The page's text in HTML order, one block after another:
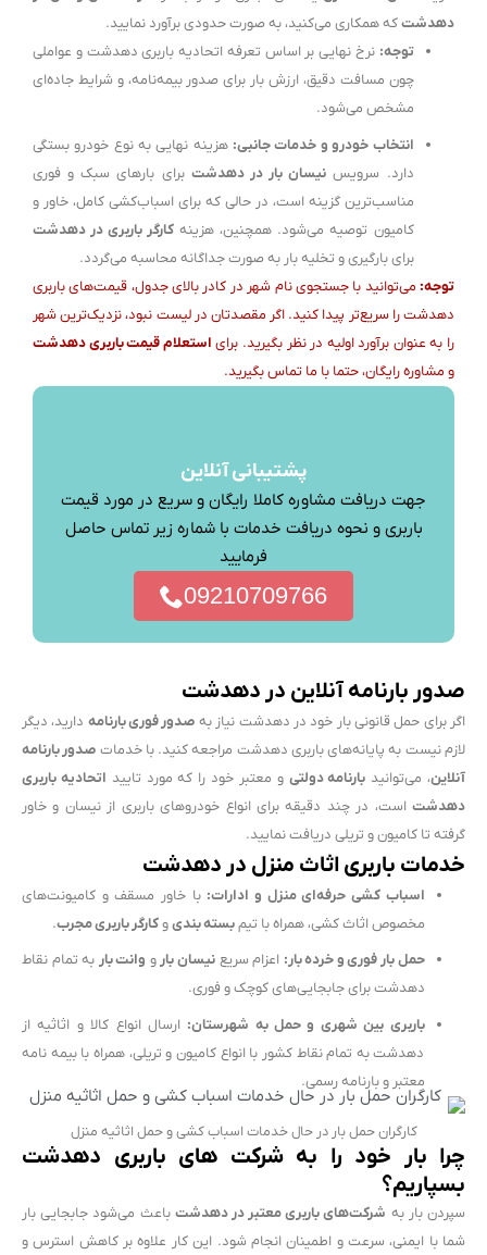
دهدشتکه همکاری می‌کنید، به صورت حدودی برآورد نمایید.
توجه: نرخ نهایی بر اساس تعرفه اتحادیه باربری دهدشت و عواملی
چون مسافت دقیق، ارزش بار برای صدور بیمه‌نامه، و شرایط جاده‌ای
مشخص می‌شود.
انتخاب خودرو و خدمات جانبی: هزینه نهایی به نوع خودرو بستگی
دارد. سرویس نیسان بار در دهدشت برای بارهای سبک و فوری
مناسب‌ترین گزینه است، در حالی که برای اسباب‌کشی کامل، خاور و
کامیون توصیه می‌شود. همچنین، هزینه کارگر باربری در دهدشت
برای بارگیری و تخلیه بار به صورت جداگانه محاسبه می‌گردد.
توجه: می‌توانید با جستجوی نام شهر در کادر بالای جدول، قیمت‌های باربری
دهدشت را سریع‌تر پیدا کنید. اگر مقصدتان در لیست نبود، نزدیک‌ترین شهر
را به عنوان برآورد اولیه در نظر بگیرید. برای استعلام قیمت باربری دهدشت
و مشاوره رایگان، حتما با ما تماس بگیرید.
پشتیبانی آنلاین
جهت دریافت مشاوره کاملا رایگان و سریع در مورد قیمت
باربری و نحوه دریافت خدمات با شماره زیر تماس حاصل
فرمایید
09210709766
صدور بارنامه آنلاین در دهدشت
اگر برای حمل قانونی بار خود در دهدشت نیاز به صدور فوری بارنامه دارید، دیگر
لازم نیست به پایانه‌های باربری دهدشت مراجعه کنید. با خدمات صدور بارنامه
آنلاین، می‌توانید بارنامه دولتی و معتبر خود را که مورد تایید اتحادیه باربری
دهدشت است، در چند دقیقه برای انواع خودروهای باربری از نیسان و خاور
گرفته تا کامیون و تریلی دریافت نمایید.
خدمات باربری اثاث منزل در دهدشت
اسباب کشی حرفه‌ای منزل و ادارات: با خاور مسقف و کامیونت‌های
مخصوص اثاث کشی، همراه با تیمبسته بندیوکارگر باربری مجرب.
حمل بار فوری و خرده بار: اعزام سریع نیسان بار و وانت بار به تمام نقاط
دهدشت برای جابجایی‌های کوچک و فوری.
باربری بین شهری و حمل به شهرستان: ارسال انواع کالا و اثاثیه از
دهدشت به تمام نقاط کشور با انواع کامیون و تریلی، همراه با بیمه نامه
معتبر و بارنامه رسمی.
کارگران حمل بار در حال خدمات اسباب کشی و حمل اثاثیه منزل
چرا بار خود را به شرکت های باربری دهدشت
بسپاریم؟
سپردن بار به شرکت‌های باربری معتبر در دهدشت باعث می‌شود جابجایی بار
شما با ایمنی، سرعت و اطمینان انجام شود. این کار علاوه بر کاهش استرس و